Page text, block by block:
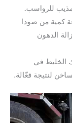
من صودا
في
فعّالة.